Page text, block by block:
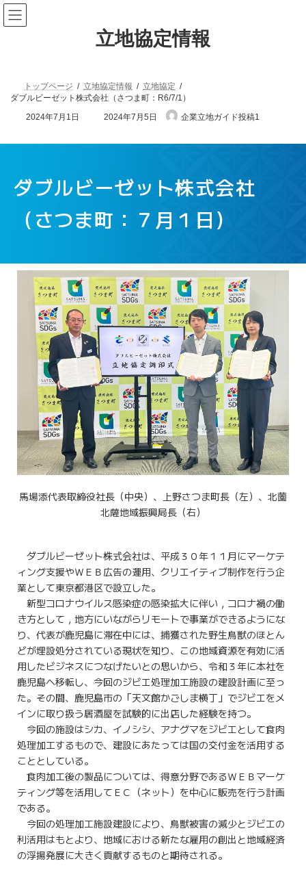
立地協定情報
トップページ 立地協定情報
立地協定
ダブルビーゼット株式会社（さつま町：R6/7/1）
2024年7月1日 2024年7月5日 企業立地ガイド投稿1
ダブルビーゼット株式会社
（さつま町：７月１日）
馬場添代表取締役社長（中央）、上野さつま町長（左）、北薗
北薩地域振興局長（右）
ダブルビーゼット株式会社は、平成３０年１１月にマーケテ
ィング支援やＷＥＢ広告の運用、クリエイティブ制作を行う企
業として東京都港区で設立した。
新型コロナウイルス感染症の感染拡大に伴い，コロナ禍の働
き方として，地方にいながらリモートで事業ができるようにな
り、代表が鹿児島に滞在中には、捕獲された野生鳥獣のほとん
どが埋設処分されている現状を知り、この地域資源を有効に活
用したビジネスにつなげたいとの思いから、令和３年に本社を
鹿児島へ移転し、今回のジビエ処理加工施設の建設計画に至っ
た。その間、鹿児島市の「天文館かごしま横丁」でジビエをメ
インに取り扱う居酒屋を試験的に出店した経験を持つ。
今回の施設はシカ、イノシシ、アナグマをジビエとして食肉
処理加工するもので、建設にあたっては国の交付金を活用する
こととしている。
食肉加工後の製品については、得意分野であるＷＥＢマーケ
ティング等を活用してＥＣ（ネット）を中心に販売を行う計画
である。
今回の処理加工施設建設により、鳥獣被害の減少とジビエの
利活用はもとより、地域における新たな雇用の創出と地域経済
の浮揚発展に大きく貢献するものと期待される。